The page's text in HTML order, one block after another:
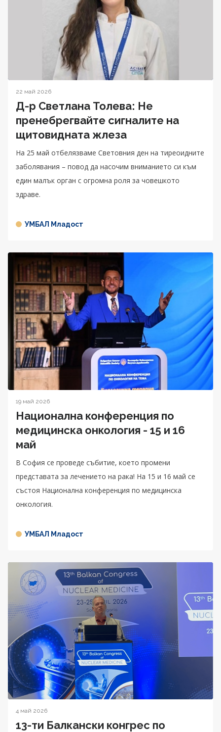
22 май 2026
Д-р Светлана Толева: Не
пренебрегвайте сигналите на
щитовидната жлеза
На 25 май отбелязваме Световния ден на тиреоидните
заболявания – повод да насочим вниманието си към
един малък орган с огромна роля за човешкото
здраве.
УМБАЛ Младост
19 май 2026
Национална конференция по
медицинска онкология - 15 и 16
май
В София се проведе събитие, което промени
представата за лечението на рака! На 15 и 16 май се
състоя Национална конференция по медицинска
онкология.
УМБАЛ Младост
4 май 2026
13-ти Балкански конгрес по